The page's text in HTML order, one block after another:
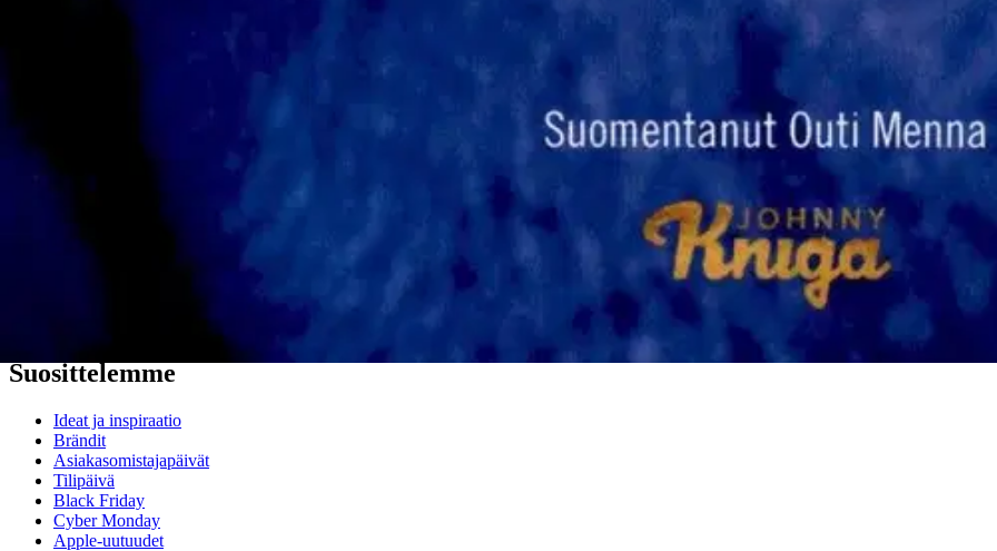
Asiakaspalvelu
Bonus ja asiakasomistajuus
Prisma-myymälöiden yhteystiedot
Suosittelemme
Ideat ja inspiraatio
Brändit
Asiakasomistajapäivät
Tilipäivä
Black Friday
Cyber Monday
Apple-uutuudet